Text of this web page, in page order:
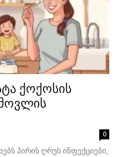
ქოქოსის
0
პირის ღრუს ინფექციები,